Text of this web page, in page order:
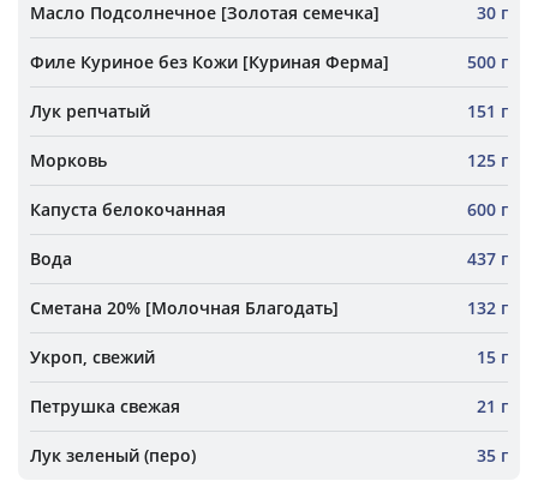
Масло Подсолнечное [Золотая семечка] 30 г
Филе Куриное без Кожи [Куриная Ферма] 500 г
Лук репчатый 151 г
Морковь 125 г
Капуста белокочанная 600 г
Вода 437 г
Сметана 20% [Молочная Благодать] 132 г
Укроп, свежий 15 г
Петрушка свежая 21 г
Лук зеленый (перо) 35 г